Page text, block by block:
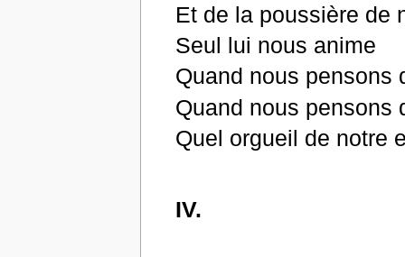
Et de la poussière de
Seul lui nous anime
Quand nous pensons
Quand nous pensons
Quel orgueil de notre
IV.